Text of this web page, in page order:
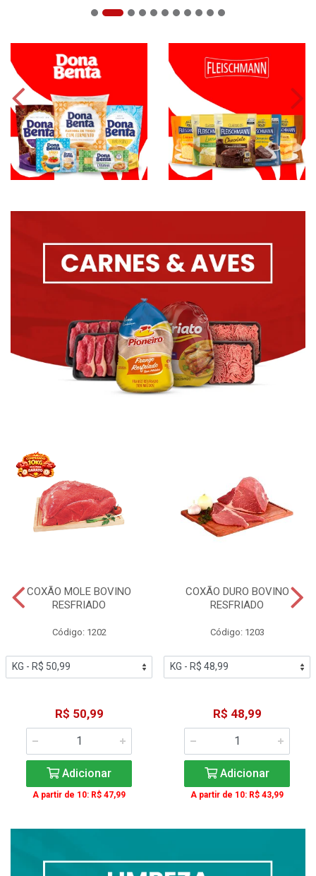
COXÃO MOLE BOVINO
RESFRIADO
Código: 1202
R$ 50,99
Adicionar
A partir de 10: R$ 47,99
COXÃO DURO BOVINO
RESFRIADO
Código: 1203
R$ 48,99
Adicionar
A partir de 10: R$ 43,99